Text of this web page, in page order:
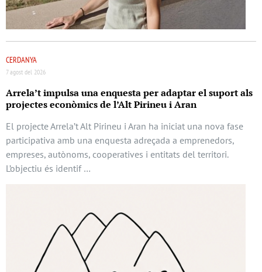
CERDANYA
7 agost del 2026
Arrela’t impulsa una enquesta per adaptar el suport als
projectes econòmics de l’Alt Pirineu i Aran
El projecte Arrela’t Alt Pirineu i Aran ha iniciat una nova fase
participativa amb una enquesta adreçada a emprenedors,
empreses, autònoms, cooperatives i entitats del territori.
L’objectiu és identif …